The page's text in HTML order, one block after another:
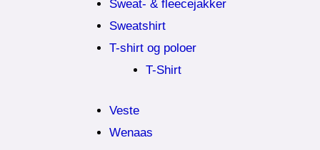
Sweat- & fleecejakker
Sweatshirt
T-shirt og poloer
T-Shirt
Veste
Wenaas